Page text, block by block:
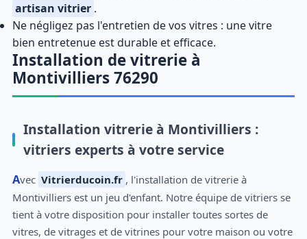
artisan vitrier .
Ne négligez pas l'entretien de vos vitres : une vitre
bien entretenue est durable et efficace.
Installation de vitrerie à
Montivilliers 76290
Installation vitrerie à Montivilliers :
vitriers experts à votre service
Avec Vitrierducoin.fr , l'installation de vitrerie à
Montivilliers est un jeu d'enfant. Notre équipe de vitriers se
tient à votre disposition pour installer toutes sortes de
vitres, de vitrages et de vitrines pour votre maison ou votre